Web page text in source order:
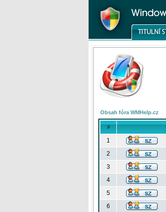
Obsah fóra WMHelp.cz
#
1
2
3
4
5
6